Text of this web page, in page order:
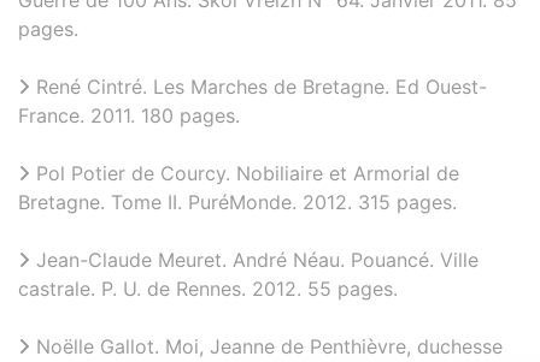
pages.
René Cintré. Les Marches de Bretagne. Ed Ouest-
France. 2011. 180 pages.
Pol Potier de Courcy. Nobiliaire et Armorial de
Bretagne. Tome II. PuréMonde. 2012. 315 pages.
Jean-Claude Meuret. André Néau. Pouancé. Ville
castrale. P. U. de Rennes. 2012. 55 pages.
Noëlle Gallot. Moi, Jeanne de Penthièvre, duchesse